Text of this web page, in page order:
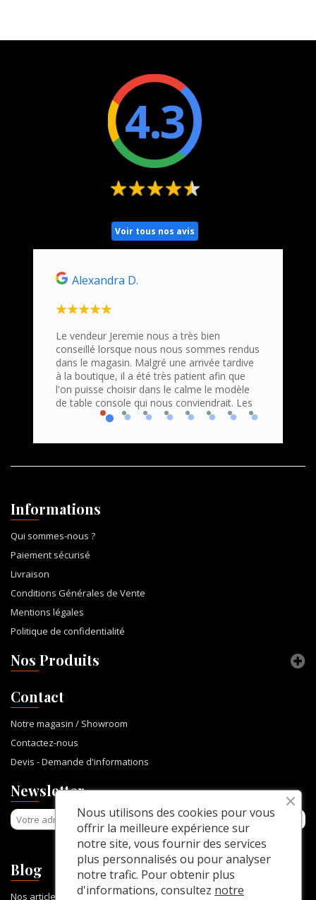
4.3
Voir tous nos avis
Alexandra D.
Le vendeur Jeremie nous a très bien
conseillé lorsque nous nous sommes rendus
dans le magasin. Malgré une arrivée tardive
à la boutique, il a été très patient afin que
l'on puisse choisir dans le calme le modèle
de table console qui nous conviendrait. Les
Informations
Qui sommes-nous ?
Paiement sécurisé
Livraison
Conditions Générales de Vente
Mentions légales
Politique de confidentialité
Nos Produits
Contact
Notre magasin / Showroom
Contactez-nous
Devis - Demande d'informations
Newsletter
Blog
Nos articles
Nous utilisons des cookies pour vous
offrir la meilleure expérience sur
notre site, vous fournir des services
plus personnalisés ou pour analyser
notre trafic. Pour obtenir plus
d'informations, consultez notre